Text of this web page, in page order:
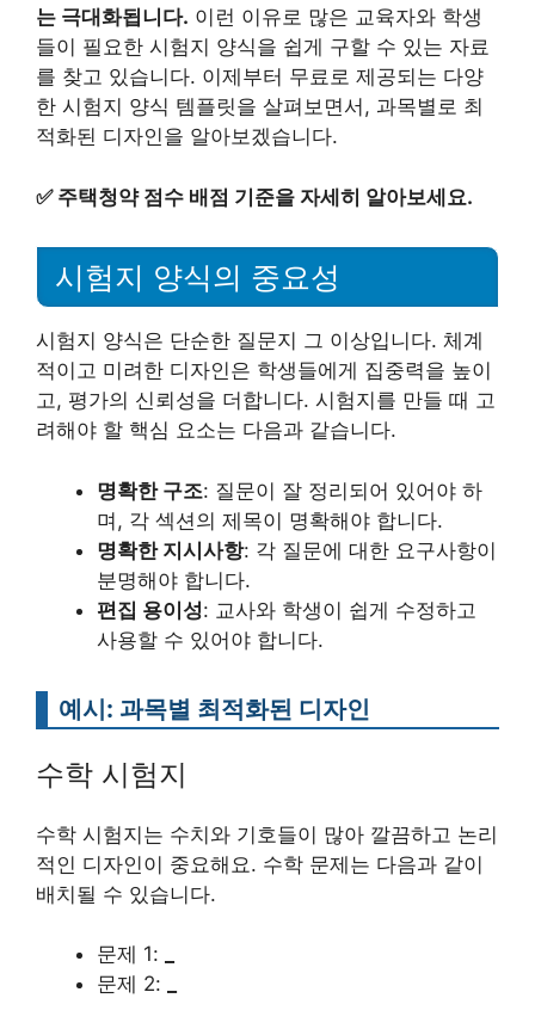
는 극대화됩니다. 이런 이유로 많은 교육자와 학생
들이 필요한 시험지 양식을 쉽게 구할 수 있는 자료
를 찾고 있습니다. 이제부터 무료로 제공되는 다양
한 시험지 양식 템플릿을 살펴보면서, 과목별로 최
적화된 디자인을 알아보겠습니다.
✅ 주택청약 점수 배점 기준을 자세히 알아보세요.
시험지 양식의 중요성
시험지 양식은 단순한 질문지 그 이상입니다. 체계
적이고 미려한 디자인은 학생들에게 집중력을 높이
고, 평가의 신뢰성을 더합니다. 시험지를 만들 때 고
려해야 할 핵심 요소는 다음과 같습니다.
명확한 구조: 질문이 잘 정리되어 있어야 하
며, 각 섹션의 제목이 명확해야 합니다.
명확한 지시사항: 각 질문에 대한 요구사항이
분명해야 합니다.
편집 용이성: 교사와 학생이 쉽게 수정하고
사용할 수 있어야 합니다.
예시: 과목별 최적화된 디자인
수학 시험지
수학 시험지는 수치와 기호들이 많아 깔끔하고 논리
적인 디자인이 중요해요. 수학 문제는 다음과 같이
배치될 수 있습니다.
문제 1:
문제 2: